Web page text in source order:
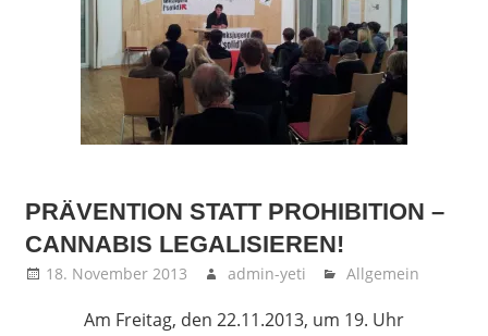
PRÄVENTION STATT PROHIBITION –
CANNABIS LEGALISIEREN!
18. November 2013 admin-yeti Allgemein
Am Freitag, den 22.11.2013, um 19. Uhr